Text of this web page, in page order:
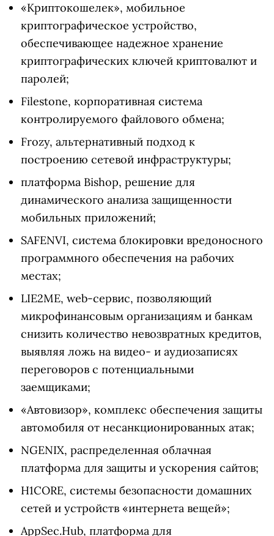
«Криптокошелек», мобильное
криптографическое устройство,
обеспечивающее надежное хранение
криптографических ключей криптовалют и
паролей;
Filestone, корпоративная система
контролируемого файлового обмена;
Frozy, альтернативный подход к
построению сетевой инфраструктуры;
платформа Bishop, решение для
динамического анализа защищенности
мобильных приложений;
SAFENVI, система блокировки вредоносного
программного обеспечения на рабочих
местах;
LIE2ME, web-сервис, позволяющий
микрофинансовым организациям и банкам
снизить количество невозвратных кредитов,
выявляя ложь на видео- и аудиозаписях
переговоров с потенциальными
заемщиками;
«Автовизор», комплекс обеспечения защиты
автомобиля от несанкционированных атак;
NGENIX, распределенная облачная
платформа для защиты и ускорения сайтов;
H1CORE, системы безопасности домашних
сетей и устройств «интернета вещей»;
AppSec.Hub, платформа для